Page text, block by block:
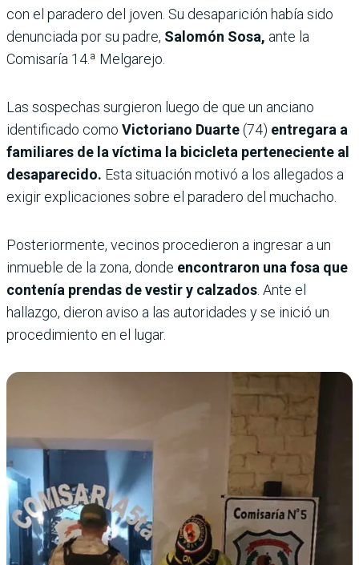
con el paradero del joven. Su desaparición había sido
denunciada por su padre, Salomón Sosa, ante la
Comisaría 14.ª Melgarejo.
Las sospechas surgieron luego de que un anciano
identificado como Victoriano Duarte(74) entregara a
familiares de la víctima la bicicleta perteneciente al
desaparecido. Esta situación motivó a los allegados a
exigir explicaciones sobre el paradero del muchacho.
Posteriormente, vecinos procedieron a ingresar a un
inmueble de la zona, donde encontraron una fosa que
contenía prendas de vestir y calzados . Ante el
hallazgo, dieron aviso a las autoridades y se inició un
procedimiento en el lugar.